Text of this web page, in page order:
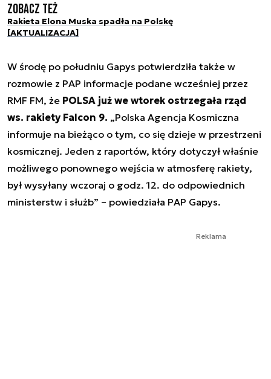
Zobacz też
Rakieta Elona Muska spadła na Polskę
[AKTUALIZACJA]
W środę po południu Gapys potwierdziła także w
rozmowie z PAP informacje podane wcześniej przez
RMF FM, że POLSA już we wtorek ostrzegała rząd
ws. rakiety Falcon 9. „Polska Agencja Kosmiczna
informuje na bieżąco o tym, co się dzieje w przestrzeni
kosmicznej. Jeden z raportów, który dotyczył właśnie
możliwego ponownego wejścia w atmosferę rakiety,
był wysyłany wczoraj o godz. 12. do odpowiednich
ministerstw i służb” – powiedziała PAP Gapys.
Reklama